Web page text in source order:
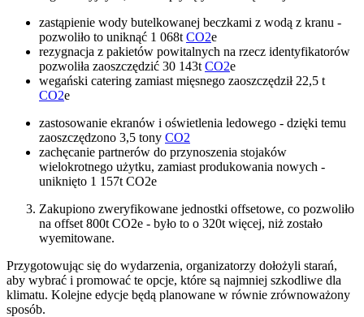
zastąpienie wody butelkowanej beczkami z wodą z kranu -
pozwoliło to uniknąć 1 068t CO2e
rezygnacja z pakietów powitalnych na rzecz identyfikatorów
pozwoliła zaoszczędzić 30 143t CO2e
wegański catering zamiast mięsnego zaoszczędził 22,5 t
CO2e
zastosowanie ekranów i oświetlenia ledowego - dzięki temu
zaoszczędzono 3,5 tony CO2
zachęcanie partnerów do przynoszenia stojaków
wielokrotnego użytku, zamiast produkowania nowych -
uniknięto 1 157t CO2e
Zakupiono zweryfikowane jednostki offsetowe, co pozwoliło
na offset 800t CO2e - było to o 320t więcej, niż zostało
wyemitowane.
Przygotowując się do wydarzenia, organizatorzy dołożyli starań,
aby wybrać i promować te opcje, które są najmniej szkodliwe dla
klimatu. Kolejne edycje będą planowane w równie zrównoważony
sposób.